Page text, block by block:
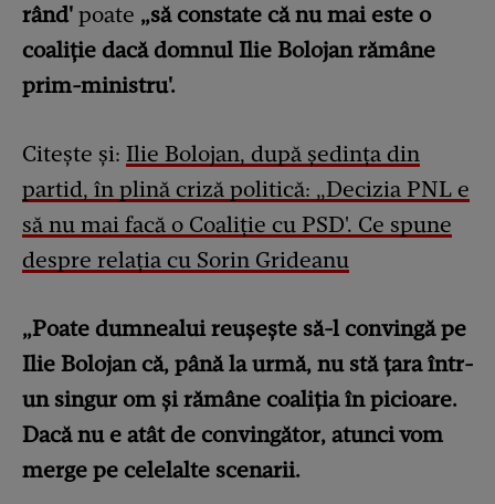
rând' poate „să constate că nu mai este o
coaliţie dacă domnul Ilie Bolojan rămâne
prim-ministru'.
Citește și: Ilie Bolojan, după ședința din
partid, în plină criză politică: „Decizia PNL e
să nu mai facă o Coaliție cu PSD'. Ce spune
despre relația cu Sorin Grideanu
„Poate dumnealui reuşeşte să-l convingă pe
Ilie Bolojan că, până la urmă, nu stă ţara într-
un singur om şi rămâne coaliţia în picioare.
Dacă nu e atât de convingător, atunci vom
merge pe celelalte scenarii.